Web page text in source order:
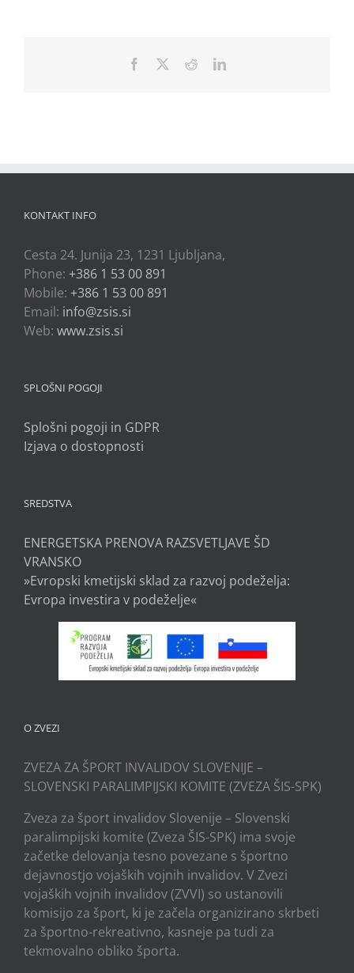
Facebook RedditLinkedIn
KONTAKT INFO
Cesta 24. Junija 23, 1231 Ljubljana,
Phone: +386 1 53 00 891
Mobile: +386 1 53 00 891
Email: info@zsis.si
Web: www.zsis.si
SPLOŠNI POGOJI
Splošni pogoji in GDPR
Izjava o dostopnosti
SREDSTVA
ENERGETSKA PRENOVA RAZSVETLJAVE ŠD
VRANSKO
»Evropski kmetijski sklad za razvoj podeželja:
Evropa investira v podeželje«
O ZVEZI
ZVEZA ZA ŠPORT INVALIDOV SLOVENIJE –
SLOVENSKI PARALIMPIJSKI KOMITE (ZVEZA ŠIS-SPK)
Zveza za šport invalidov Slovenije – Slovenski
paralimpijski komite (Zveza ŠIS-SPK) ima svoje
začetke delovanja tesno povezane s športno
dejavnostjo vojaških vojnih invalidov. V Zvezi
vojaških vojnih invalidov (ZVVI) so ustanovili
komisijo za šport, ki je začela organizirano skrbeti
za športno-rekreativno, kasneje pa tudi za
tekmovalno obliko športa.